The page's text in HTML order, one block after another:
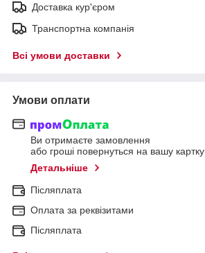
Доставка кур'єром
Транспортна компанія
Всі умови доставки
Умови оплати
Ви отримаєте замовлення
або гроші повернуться на вашу картку
Детальніше
Післяплата
Оплата за реквізитами
Післяплата